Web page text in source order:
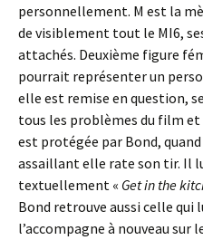
personnellement. M est la
de visiblement tout le MI6,
attachés. Deuxième figure
pourrait représenter un
elle est remise en question,
tous les problèmes du film
est protégée par Bond,
assaillant elle rate son tir. Il
textuellement « Get in the
Bond retrouve aussi celle qui
l’accompagne à nouveau